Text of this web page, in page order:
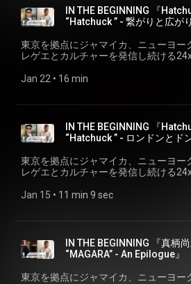
のメッセージを乗せ、円熟味を増しつ
を貫くその姿は多くの人々の心を掴み
る。 トークにまつわる関連リンク: ＜PUSHIM＞
https://www.instagram.com/
WEB＞http://pushim.com/
https://
＜八幡浩司＞ https://
＜24×7 Records＞ https://
のレギュラーパーティー『YELLOW
パー・シンコと共に主催するなど、DJ
る関連リンク: ✅＜Hatchuck＞
www.instagram.com/hatchuck/ ✅＜
HARDWARE DISCIPLES OF BASE ‘26】
eplus.jp/rebeldreadhardware/ DADDY
ATTACK) DON LETTS (REBEL
SOUND OPERATER 内田直之 10th
LIQUIDROOM 11th APRIL：
HAKATA…KIETH FLACK 17th APRIL
APRIL：OSAKA…SOCORE FACTORY
HIROSHIMA…CLUB QUATTRO 26th
ド、ドン・レッツと共に活動する
HARDWARE) の「はじまり」を探る。 IN THE BEGINNING
『Hatchuck 編 ③ WHO is “Hatchuck ” -
ち 』 ゲスト: Hatchuck (REBEL DREAD HARDWARE) 東京都台
東区出身。 2000年、ロンドン・キン
ップ 「Fly Clothing」にて出会った、
どと共にクロージングレーベル 【
CHOKEの生産をSTUSSYが担うなど、
映像作家 ドン・レッツと共に 【REBEL
『YELLOW CAVE MIX』をスチャダラ
するなど、DJとしても精力的に活動を
Hatchuck＞ https://
REBEL DREAD HARDWARE＞
【REBEL DREAD HARDWARE
https://eplus.jp/rebeldreadhardware/
ATTACK) DON LETTS (REBEL DREAD
SOUND OPERATER 内田直之 10th APRIL：TOKYO…
IN THE BEGINNING 『
“Hatchuck ” - 繋がりと広が
東京を拠点にジャマイカ、ニューヨー
レゲエとカルチャーを発信し続ける
の「はじまりのストーリー」、 『IN
ド、ドン・レッツと共に活動する
HARDWARE) の「はじまり」を探る。 IN THE BEGINNING
『Hatchuck 編 ② WHO is “Hatchuck ” -
り』 ゲスト: Hatchuck (REBEL DREAD HARDWARE) 東京都台
東区出身。 2000年、ロンドン・キン
ップ 「Fly Clothing」にて出会った、
どと共にクロージングレーベル 【
CHOKEの生産をSTUSSYが担うなど、
映像作家 ドン・レッツと共に 【REBEL
『YELLOW CAVE MIX』をスチャダラ
するなど、DJとしても精力的に活動を
Hatchuck＞ https://
Jan 22 • 16 min
IN THE BEGINNING 『
“Hatchuck ” - ロンドンとド
東京を拠点にジャマイカ、ニューヨー
レゲエとカルチャーを発信し続ける
の「はじまりのストーリー」、 『IN
ド、ドン・レッツと共に活動する
HARDWARE) の「はじまり」を探る。 IN THE BEGINNING
『Hatchuck 編 ① WHO is “Hatchuck ” -
ツ』 ゲスト: Hatchuck (REBEL DREAD HARDWARE) 東京都台
Jan 15 • 11 min 9 sec
IN THE BEGINNING 『真柄
“MAGARA” - An Epilogue』
東京を拠点にジャマイカ、ニューヨー